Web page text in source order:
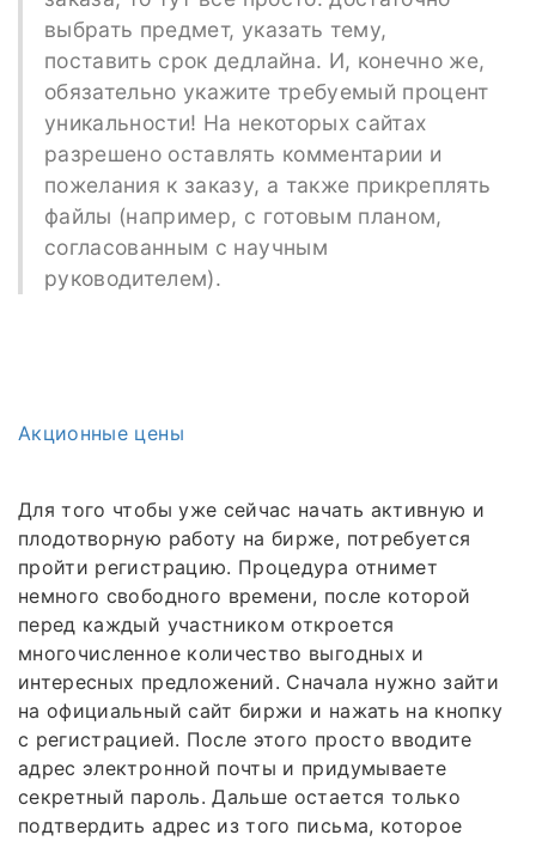
выбрать предмет, указать тему,
поставить срок дедлайна. И, конечно же,
обязательно укажите требуемый процент
уникальности! На некоторых сайтах
разрешено оставлять комментарии и
пожелания к заказу, а также прикреплять
файлы (например, с готовым планом,
согласованным с научным
руководителем).
Акционные цены
Для того чтобы уже сейчас начать активную и
плодотворную работу на бирже, потребуется
пройти регистрацию. Процедура отнимет
немного свободного времени, после которой
перед каждый участником откроется
многочисленное количество выгодных и
интересных предложений. Сначала нужно зайти
на официальный сайт биржи и нажать на кнопку
с регистрацией. После этого просто вводите
адрес электронной почты и придумываете
секретный пароль. Дальше остается только
подтвердить адрес из того письма, которое